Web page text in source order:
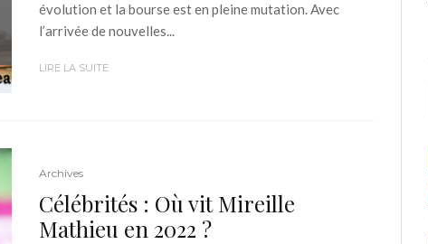
évolution et la bourse est en pleine mutation. Avec
l’arrivée de nouvelles...
LIRE LA SUITE
Archives
Célébrités : Où vit Mireille
Mathieu en 2022 ?